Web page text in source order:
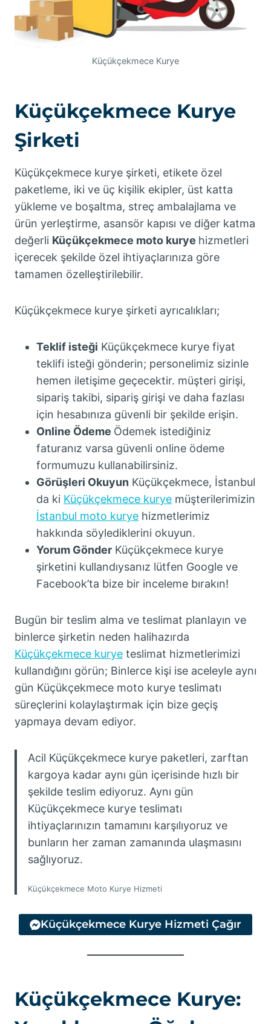
Küçükçekmece Kurye
Küçükçekmece Kurye
Şirketi
Küçükçekmece kurye şirketi, etikete özel
paketleme, iki ve üç kişilik ekipler, üst katta
yükleme ve boşaltma, streç ambalajlama ve
ürün yerleştirme, asansör kapısı ve diğer katma
değerli Küçükçekmece moto kurye hizmetleri
içerecek şekilde özel ihtiyaçlarınıza göre
tamamen özelleştirilebilir.
Küçükçekmece kurye şirketi ayrıcalıkları;
Teklif isteği Küçükçekmece kurye fiyat
teklifi isteği gönderin; personelimiz sizinle
hemen iletişime geçecektir. müşteri girişi,
sipariş takibi, sipariş girişi ve daha fazlası
için hesabınıza güvenli bir şekilde erişin.
Online Ödeme Ödemek istediğiniz
faturanız varsa güvenli online ödeme
formumuzu kullanabilirsiniz.
Görüşleri Okuyun Küçükçekmece, İstanbul
da ki Küçükçekmece kurye müşterilerimizin
İstanbul moto kurye hizmetlerimiz
hakkında söylediklerini okuyun.
Yorum Gönder Küçükçekmece kurye
şirketini kullandıysanız lütfen Google ve
Facebook’ta bize bir inceleme bırakın!
Bugün bir teslim alma ve teslimat planlayın ve
binlerce şirketin neden halihazırda
Küçükçekmece kurye teslimat hizmetlerimizi
kullandığını görün; Binlerce kişi ise aceleyle aynı
gün Küçükçekmece moto kurye teslimatı
süreçlerini kolaylaştırmak için bize geçiş
yapmaya devam ediyor.
Acil Küçükçekmece kurye paketleri, zarftan
kargoya kadar aynı gün içerisinde hızlı bir
şekilde teslim ediyoruz. Aynı gün
Küçükçekmece kurye teslimatı
ihtiyaçlarınızın tamamını karşılıyoruz ve
bunların her zaman zamanında ulaşmasını
sağlıyoruz.
Küçükçekmece Moto Kurye Hizmeti
Küçükçekmece Kurye Hizmeti Çağır
Küçükçekmece Kurye: